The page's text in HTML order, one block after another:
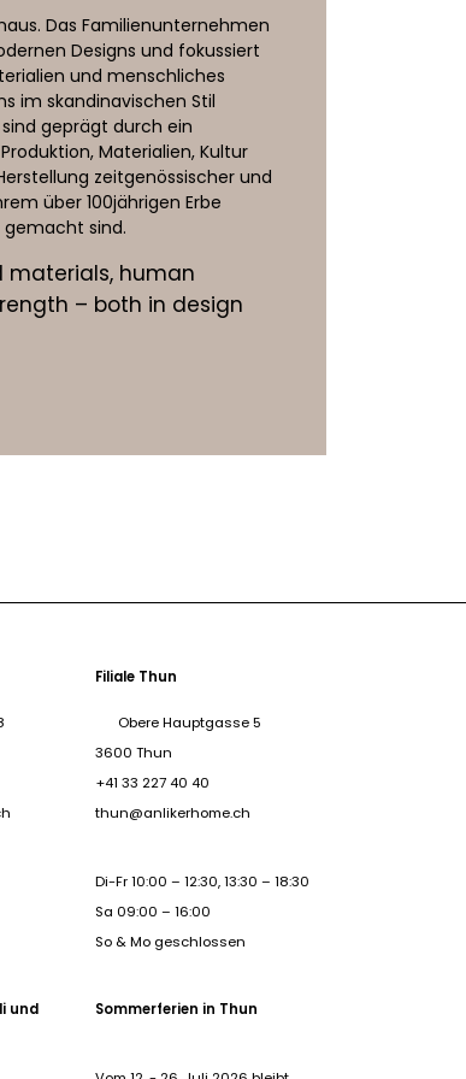
Das Familienunternehmen
Designs und fokussiert
und menschliches
im skandinavischen Stil
geprägt durch ein
Materialien, Kultur
zeitgenössischer und
über 100jährigen Erbe
gemacht sind.
materials, human
– both in design
und
Filiale Thun
Obere Hauptgasse 5
3600 Thun
+41 33 227 40 40
thun@anlikerhome.ch
Di-Fr 10:00 – 12:30, 13:30 – 18:30
Sa 09:00 – 16:00
So & Mo geschlossen
Sommerferien in Thun